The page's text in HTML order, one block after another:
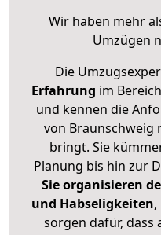
Wir haben mehr
Umzügen
Die
Erfahrung im
und kennen die
von Braunschweig
bringt. Sie
Planung bis hin zur
Sie organisieren
und Habseligkeiten
sorgen dafür, dass